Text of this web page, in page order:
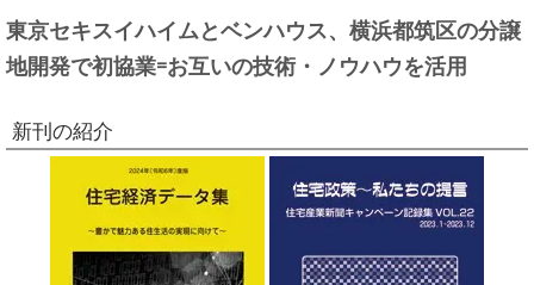
東京セキスイハイムとベンハウス、横浜都筑区の分譲
地開発で初協業=お互いの技術・ノウハウを活用
新刊の紹介